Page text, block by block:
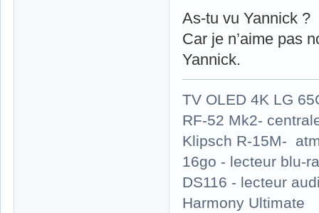
As-tu vu Yannick ?
Car je n’aime pas
Yannick.
TV OLED 4K LG
RF-52 Mk2-
Klipsch R-15M-
16go - lecteur blu-
DS116 - lecteur
Harmony Ultimate